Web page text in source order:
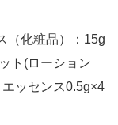
（化粧品）：15g
ト(ローション
ッセンス0.5g×4